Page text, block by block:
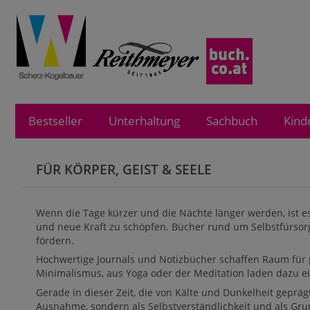
Bestseller Unterhaltung Sachbuch
FÜR KÖRPER, GEIST & SEELE
Wenn die Tage kürzer und die Nächte länger werden, ist
und neue Kraft zu schöpfen. Bücher rund um
fördern.
Hochwertige Journals und Notizbücher schaffen Raum
Minimalismus, aus Yoga oder der Meditation laden dazu
Gerade in dieser Zeit, die von Kälte und Dunkelheit
Ausnahme, sondern als Selbstverständlichkeit und als